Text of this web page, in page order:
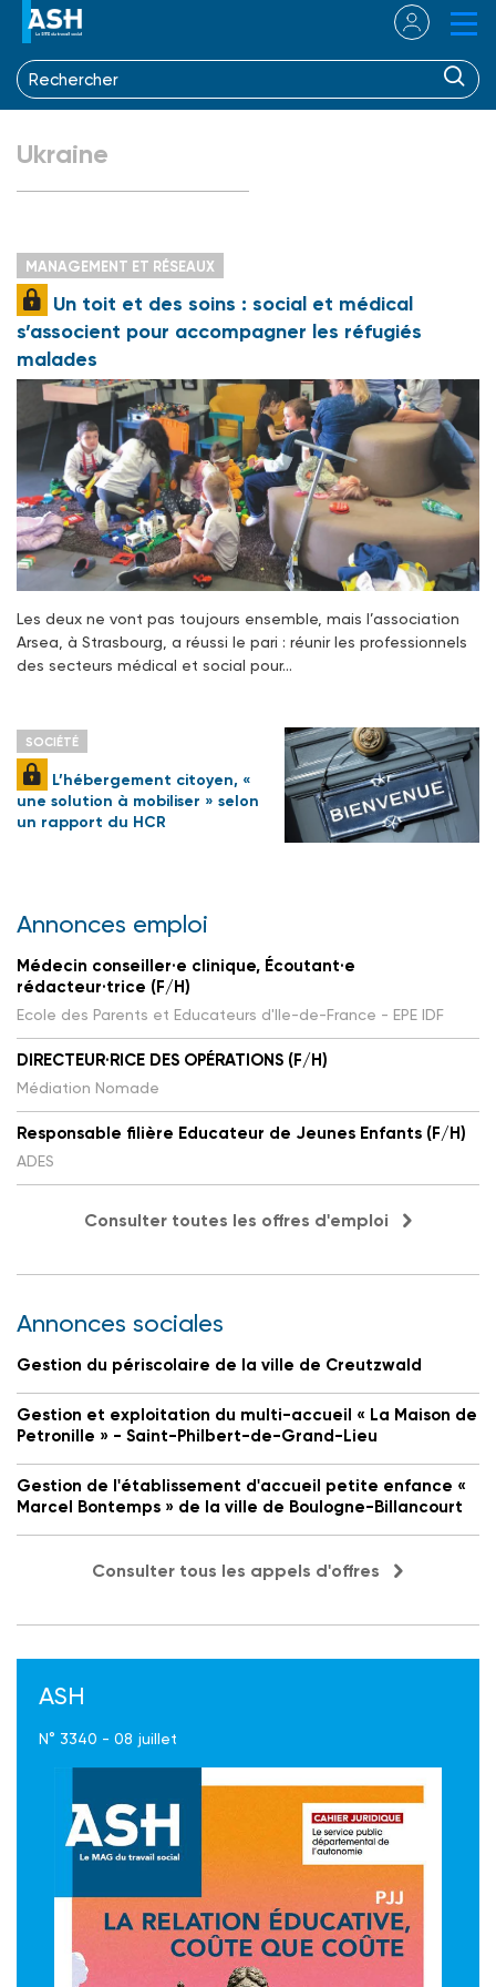
Ukraine
MANAGEMENT ET RÉSEAUX
Un toit et des soins : social et médical
s’associent pour accompagner les réfugiés
malades
Les deux ne vont pas toujours ensemble, mais l’association
Arsea, à Strasbourg, a réussi le pari : réunir les professionnels
des secteurs médical et social pour…
SOCIÉTÉ
L’hébergement citoyen, «
une solution à mobiliser » selon
un rapport du HCR
Annonces emploi
Médecin conseiller·e clinique, Écoutant·e
rédacteur·trice (F/H)
Ecole des Parents et Educateurs d'Ile-de-France - EPE IDF
DIRECTEUR·RICE DES OPÉRATIONS (F/H)
Médiation Nomade
Responsable filière Educateur de Jeunes Enfants (F/H)
ADES
Consulter toutes les offres d'emploi
Annonces sociales
Gestion du périscolaire de la ville de Creutzwald
Gestion et exploitation du multi-accueil « La Maison de
Petronille » - Saint-Philbert-de-Grand-Lieu
Gestion de l'établissement d'accueil petite enfance «
Marcel Bontemps » de la ville de Boulogne-Billancourt
Consulter tous les appels d'offres
ASH
N° 3340 - 08 juillet